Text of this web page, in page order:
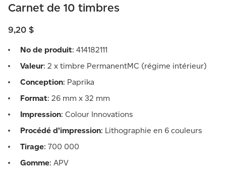
Carnet de 10 timbres
9,20 $
No de produit: 414182111
Valeur: 2 x timbre PermanentMC (régime intérieur)
Conception: Paprika
Format: 26 mm x 32 mm
Impression: Colour Innovations
Procédé d'impression: Lithographie en 6 couleurs
Tirage: 700 000
Gomme: APV